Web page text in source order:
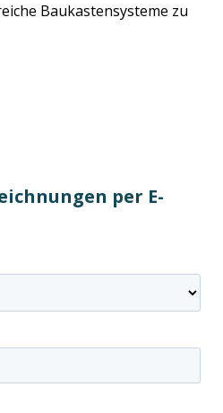
Baukastensysteme zu
per E-